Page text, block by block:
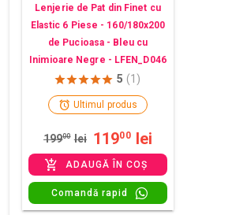
Lenjerie de Pat din Finet cu
Elastic 6 Piese - 160/180x200
de Pucioasa - Bleu cu
Inimioare Negre - LFEN_D046
5 (1)
Ultimul produs
19900 lei 11900 lei
ADAUGĂ ÎN COȘ
Comandă rapid